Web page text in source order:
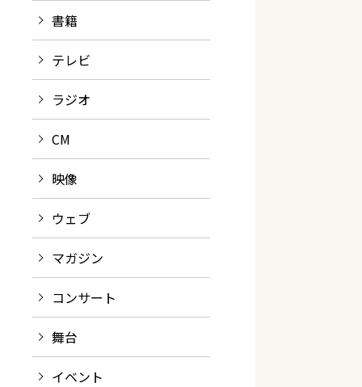
書籍
テレビ
ラジオ
CM
映像
ウェブ
マガジン
コンサート
舞台
イベント